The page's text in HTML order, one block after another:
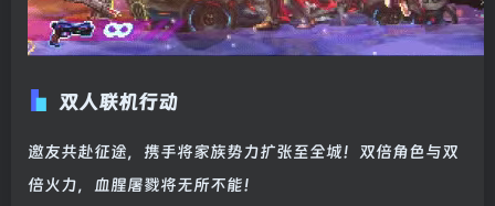
双人联机行动
邀友共赴征途，携手将家族势力扩张至全城！双倍角色与双
倍火力，血腥屠戮将无所不能！